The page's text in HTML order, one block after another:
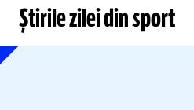
Știrile zilei din sport